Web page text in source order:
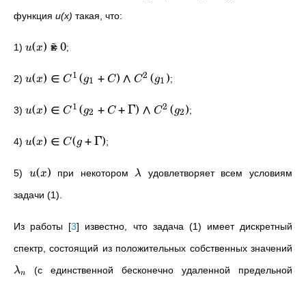
функция u(x) такая, что:
1) u(x) 
=0;
2) u(x) ∈ C1 (g1 + C) ∧ C2 (g1 );
3) u(x) ∈ C1 (g2 + C +Γ) ∧ C2 (g2);
4) u(x) ∈ C(g +Γ);
5) u(x) при некотором λ удовлетворяет всем условиям
задачи (1).
Из работы [3] известно, что задача (1) имеет дискретный
спектр, состоящий из положительных собственных значений
λn
(с единственной бесконечно удаленной предельной